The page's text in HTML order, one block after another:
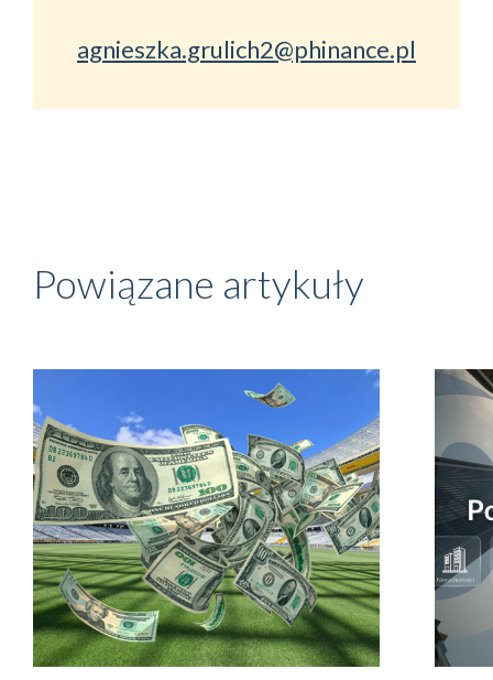
agnieszka.grulich2@phinance.pl
Powiązane artykuły